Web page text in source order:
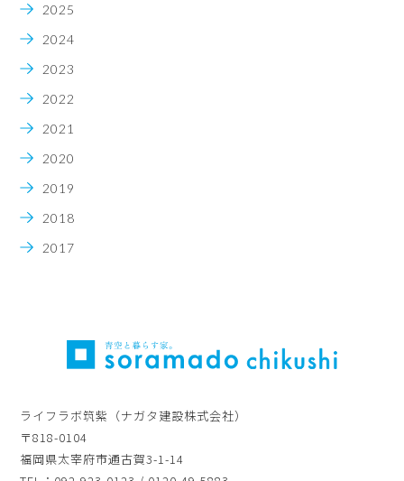
2025
2024
2023
2022
2021
2020
2019
2018
2017
ライフラボ筑紫（ナガタ建設株式会社）
〒818-0104
福岡県太宰府市通古賀3-1-14